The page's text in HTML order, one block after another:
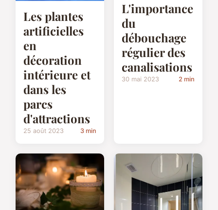
Les plantes
artificielles
en
décoration
intérieure et
dans les
parcs
d'attractions
25 août 2023 3 min
L'importance
du
débouchage
régulier des
canalisations
30 mai 2023 2 min